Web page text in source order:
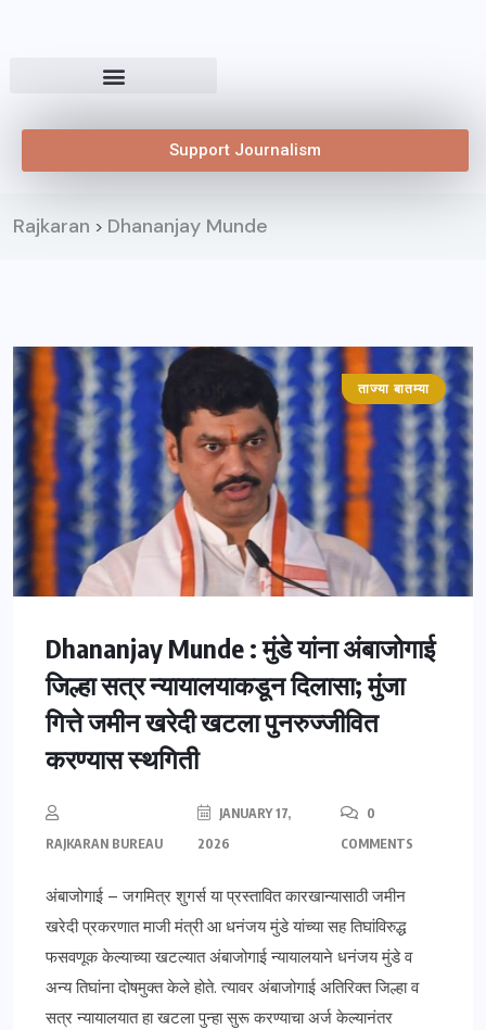
Support Journalism
Rajkaran > Dhananjay Munde
महाराष्ट्र
ताज्या बातम्या
Dhananjay Munde : मुंडे यांना अंबाजोगाई
जिल्हा सत्र न्यायालयाकडून दिलासा; मुंजा
गित्ते जमीन खरेदी खटला पुनरुज्जीवित
करण्यास स्थगिती
RAJKARAN BUREAU
JANUARY 17,
2026
0
COMMENTS
अंबाजोगाई – जगमित्र शुगर्स या प्रस्तावित कारखान्यासाठी जमीन
खरेदी प्रकरणात माजी मंत्री आ धनंजय मुंडे यांच्या सह तिघांविरुद्ध
फसवणूक केल्याच्या खटल्यात अंबाजोगाई न्यायालयाने धनंजय मुंडे व
अन्य तिघांना दोषमुक्त केले होते. त्यावर अंबाजोगाई अतिरिक्त जिल्हा व
सत्र न्यायालयात हा खटला पुन्हा सुरू करण्याचा अर्ज केल्यानंतर